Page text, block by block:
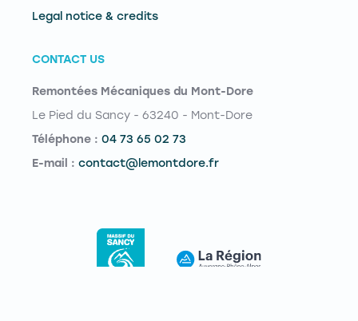
Legal notice & credits
CONTACT US
Remontées Mécaniques du Mont-Dore
Le Pied du Sancy - 63240 - Mont-Dore
Téléphone : 04 73 65 02 73
E-mail : contact@lemontdore.fr